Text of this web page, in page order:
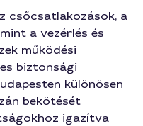
csőcsatlakozások, a
a vezérlés és
működési
biztonsági
különösen
bekötését
igazítva